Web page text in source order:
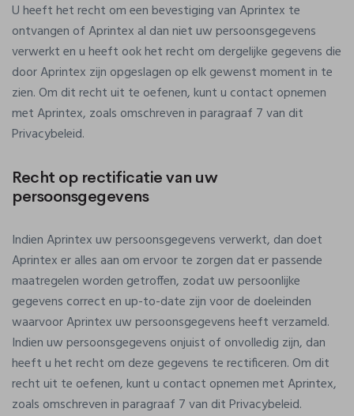
U heeft het recht om een bevestiging van Aprintex te
ontvangen of Aprintex al dan niet uw persoonsgegevens
verwerkt en u heeft ook het recht om dergelijke gegevens die
door Aprintex zijn opgeslagen op elk gewenst moment in te
zien. Om dit recht uit te oefenen, kunt u contact opnemen
met Aprintex, zoals omschreven in paragraaf 7 van dit
Privacybeleid.
Recht op rectificatie van uw
persoonsgegevens
Indien Aprintex uw persoonsgegevens verwerkt, dan doet
Aprintex er alles aan om ervoor te zorgen dat er passende
maatregelen worden getroffen, zodat uw persoonlijke
gegevens correct en up-to-date zijn voor de doeleinden
waarvoor Aprintex uw persoonsgegevens heeft verzameld.
Indien uw persoonsgegevens onjuist of onvolledig zijn, dan
heeft u het recht om deze gegevens te rectificeren. Om dit
recht uit te oefenen, kunt u contact opnemen met Aprintex,
zoals omschreven in paragraaf 7 van dit Privacybeleid.